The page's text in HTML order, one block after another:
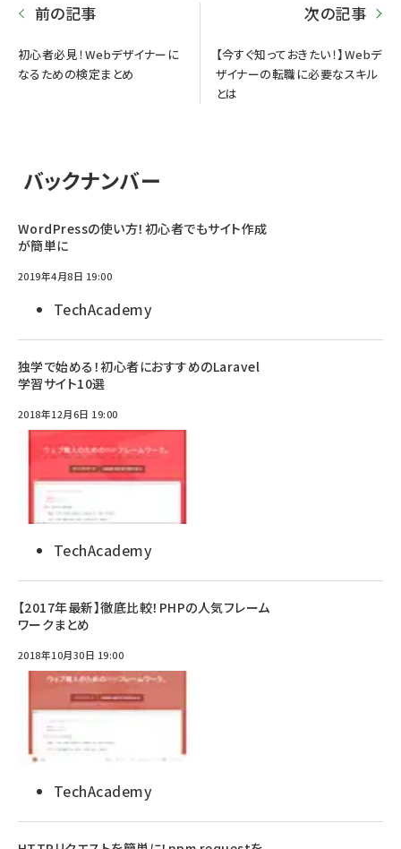
前の記事
初心者必見！Webデザイナーに
なるための検定まとめ
次の記事
【今すぐ知っておきたい！】Webデ
ザイナーの転職に必要なスキル
とは
バックナンバー
WordPressの使い方！初心者でもサイト作成
が簡単に
2019年4月8日 19:00
TechAcademy
独学で始める！初心者におすすめのLaravel
学習サイト10選
2018年12月6日 19:00
TechAcademy
【2017年最新】徹底比較！PHPの人気フレーム
ワークまとめ
2018年10月30日 19:00
TechAcademy